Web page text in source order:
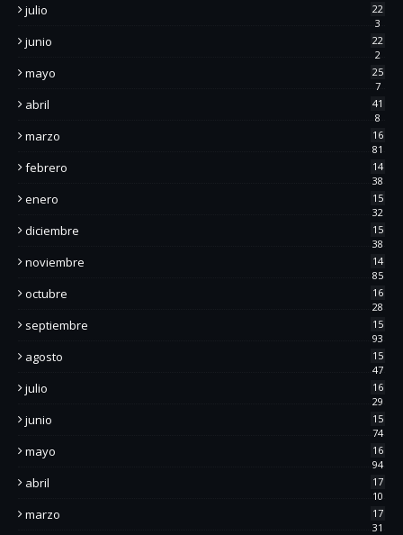
julio
22
3
junio
22
2
mayo
25
7
abril
41
8
marzo
16
81
febrero
14
38
enero
15
32
diciembre
15
38
noviembre
14
85
octubre
16
28
septiembre
15
93
agosto
15
47
julio
16
29
junio
15
74
mayo
16
94
abril
17
10
marzo
17
31